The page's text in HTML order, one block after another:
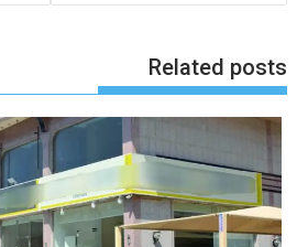
Related posts